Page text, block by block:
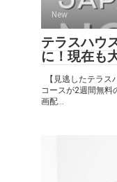
New
テラスハウ
に！現在も
【見逃したテラス
コースが2週間無
画配...